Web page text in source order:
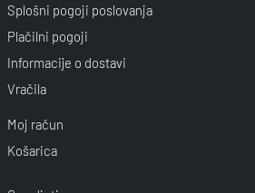
Splošni pogoji poslovanja
Plačilni pogoji
Informacije o dostavi
Vračila
Moj račun
Košarica